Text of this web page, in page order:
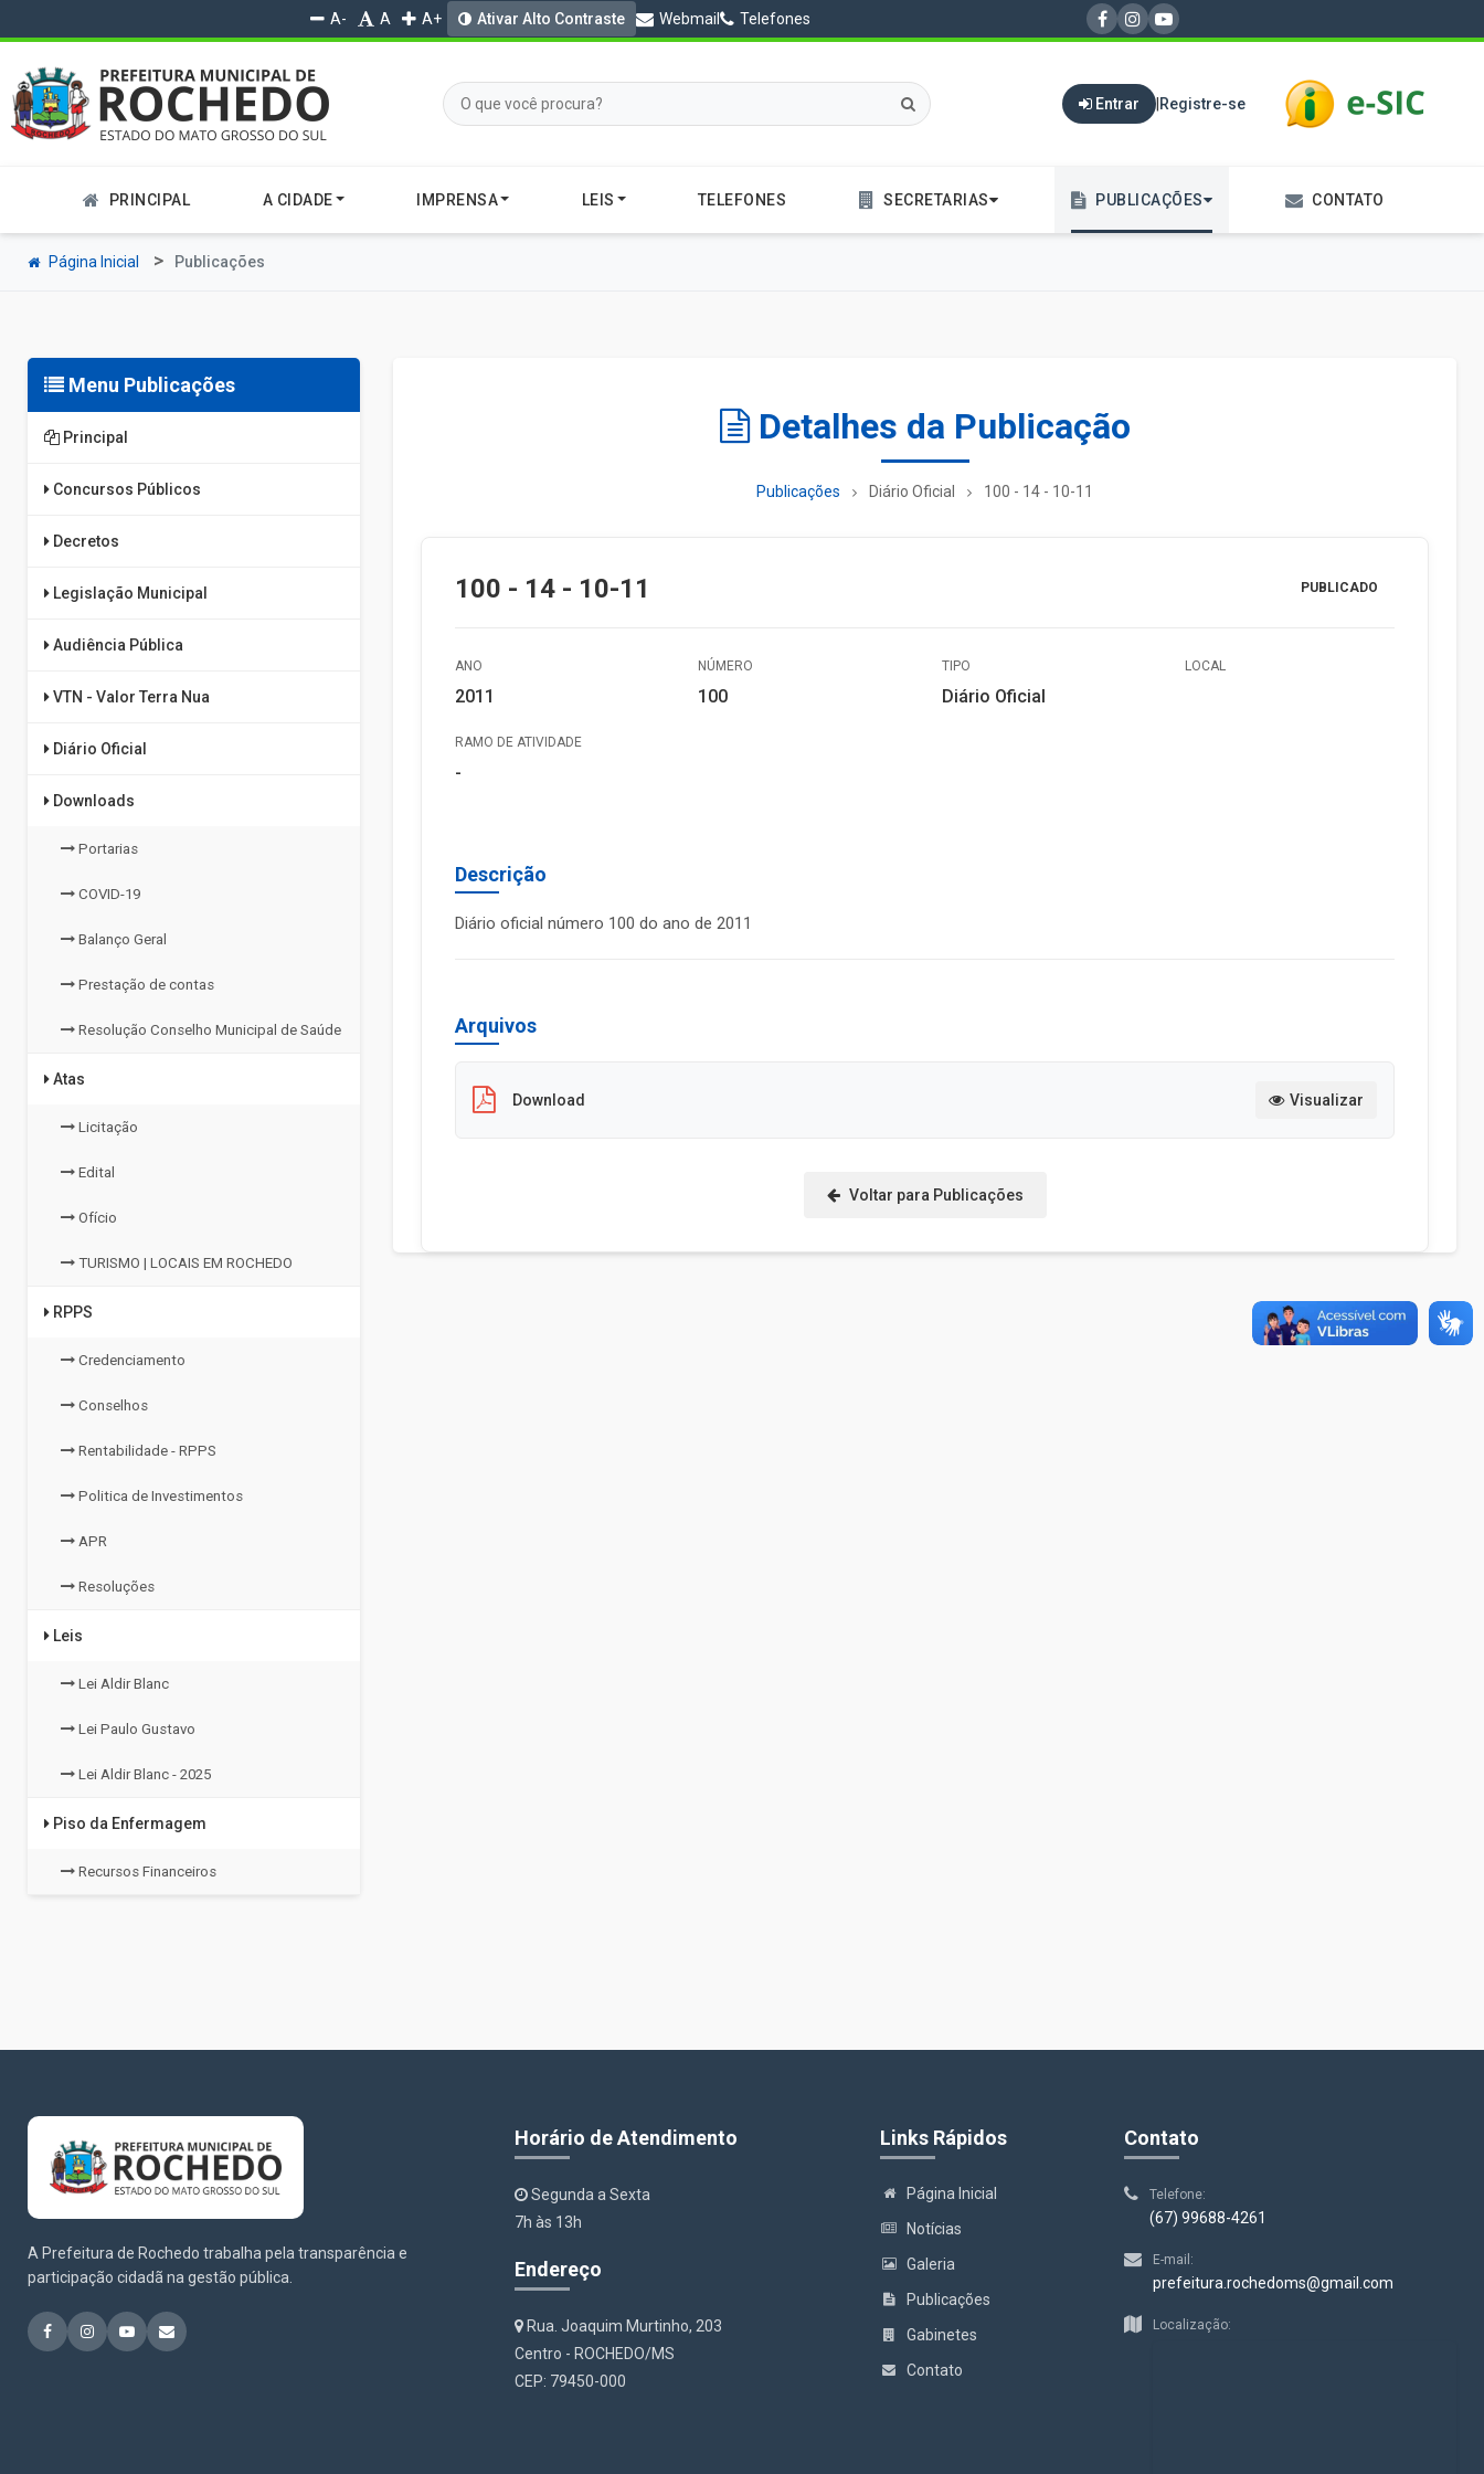
A- A A+ Ativar Alto Contraste Webmail Telefones
Entrar | Registre-se
PRINCIPAL A CIDADE IMPRENSA LEIS TELEFONES SECRETARIAS PUBLICAÇÕES CONTATO
Página Inicial Publicações
Menu Publicações
Principal
Concursos Públicos
Decretos
Legislação Municipal
Audiência Pública
VTN - Valor Terra Nua
Diário Oficial
Downloads
Portarias
COVID-19
Balanço Geral
Prestação de contas
Resolução Conselho Municipal de Saúde
Atas
Licitação
Edital
Ofício
TURISMO | LOCAIS EM ROCHEDO
RPPS
Credenciamento
Conselhos
Rentabilidade - RPPS
Politica de Investimentos
APR
Resoluções
Leis
Lei Aldir Blanc
Lei Paulo Gustavo
Lei Aldir Blanc - 2025
Piso da Enfermagem
Recursos Financeiros
Detalhes da Publicação
Publicações Diário Oficial 100 - 14 - 10-11
100 - 14 - 10-11 PUBLICADO
ANO
2011
NÚMERO
100
TIPO
Diário Oficial
LOCAL
RAMO DE ATIVIDADE
-
Descrição
Diário oficial número 100 do ano de 2011
Arquivos
Download Visualizar
Voltar para Publicações
A Prefeitura de Rochedo trabalha pela transparência e
participação cidadã na gestão pública.
Horário de Atendimento
Segunda a Sexta
7h às 13h
Endereço
Rua. Joaquim Murtinho, 203
Centro - ROCHEDO/MS
CEP: 79450-000
Links Rápidos
Página Inicial
Notícias
Galeria
Publicações
Gabinetes
Contato
Contato
Telefone:
(67) 99688-4261
E-mail:
prefeitura.rochedoms@gmail.com
Localização: